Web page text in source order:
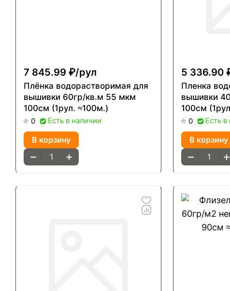
7 845.99 ₽/рул
Плёнка водорастворимая для
вышивки 60гр/кв.м 55 мкм
100см (1рул. ≈100м.)
0 Есть в наличии
В корзину
5 336.90
Пленка
вышивки
100см
0 Есть в
В корзину